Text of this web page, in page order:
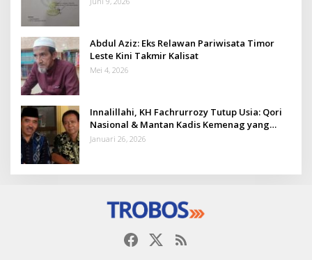
Abdul Aziz: Eks Relawan Pariwisata Timor
Leste Kini Takmir Kalisat
Mei 4, 2026
Innalillahi, KH Fachrurrozy Tutup Usia: Qori
Nasional & Mantan Kadis Kemenag yang
Penuh Teladan
Januari 26, 2026